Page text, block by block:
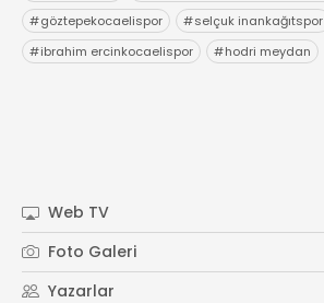
#göztepekocaelispor #selçuk inankağıtspor
#ibrahim ercinkocaelispor #hodri meydan
Web TV
Foto Galeri
Yazarlar